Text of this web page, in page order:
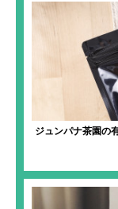
ジュンパナ茶園の